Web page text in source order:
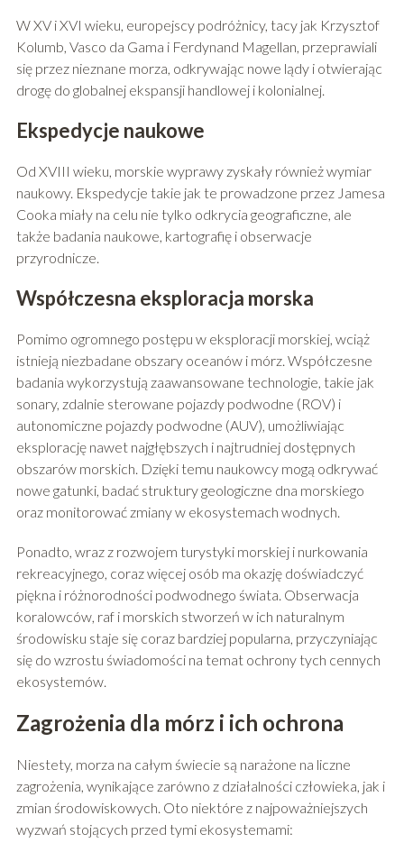
W XV i XVI wieku, europejscy podróżnicy, tacy jak Krzysztof
Kolumb, Vasco da Gama i Ferdynand Magellan, przeprawiali
się przez nieznane morza, odkrywając nowe lądy i otwierając
drogę do globalnej ekspansji handlowej i kolonialnej.
Ekspedycje naukowe
Od XVIII wieku, morskie wyprawy zyskały również wymiar
naukowy. Ekspedycje takie jak te prowadzone przez Jamesa
Cooka miały na celu nie tylko odkrycia geograficzne, ale
także badania naukowe, kartografię i obserwacje
przyrodnicze.
Współczesna eksploracja morska
Pomimo ogromnego postępu w eksploracji morskiej, wciąż
istnieją niezbadane obszary oceanów i mórz. Współczesne
badania wykorzystują zaawansowane technologie, takie jak
sonary, zdalnie sterowane pojazdy podwodne (ROV) i
autonomiczne pojazdy podwodne (AUV), umożliwiając
eksplorację nawet najgłębszych i najtrudniej dostępnych
obszarów morskich. Dzięki temu naukowcy mogą odkrywać
nowe gatunki, badać struktury geologiczne dna morskiego
oraz monitorować zmiany w ekosystemach wodnych.
Ponadto, wraz z rozwojem turystyki morskiej i nurkowania
rekreacyjnego, coraz więcej osób ma okazję doświadczyć
piękna i różnorodności podwodnego świata. Obserwacja
koralowców, raf i morskich stworzeń w ich naturalnym
środowisku staje się coraz bardziej popularna, przyczyniając
się do wzrostu świadomości na temat ochrony tych cennych
ekosystemów.
Zagrożenia dla mórz i ich ochrona
Niestety, morza na całym świecie są narażone na liczne
zagrożenia, wynikające zarówno z działalności człowieka, jak i
zmian środowiskowych. Oto niektóre z najpoważniejszych
wyzwań stojących przed tymi ekosystemami: